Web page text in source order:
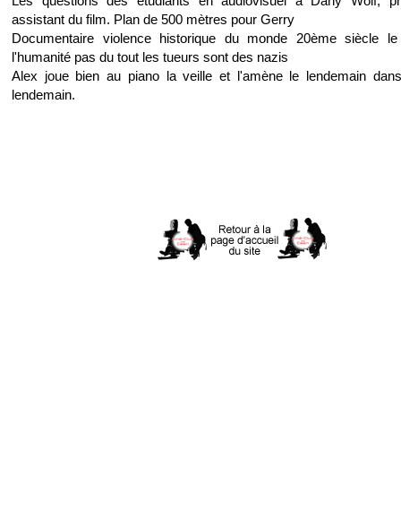
assistant du film. Plan de 500 mètres pour Gerry
Documentaire violence historique du monde 20ème siècle
l'humanité pas du tout les tueurs sont des nazis
Alex joue bien au piano la veille et l'amène le lendemain
lendemain.